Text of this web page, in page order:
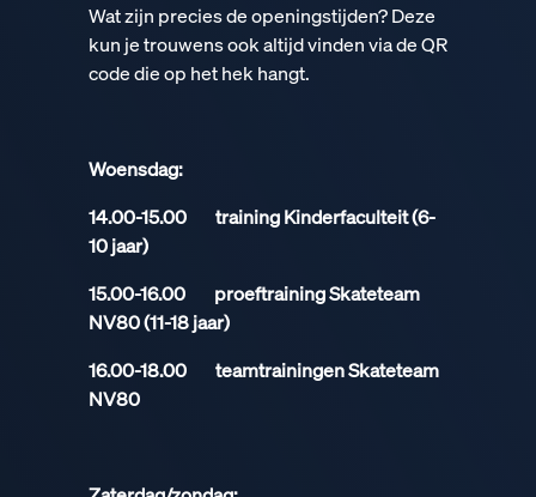
Wat zijn precies de openingstijden? Deze
kun je trouwens ook altijd vinden via de QR
code die op het hek hangt.
Woensdag:
14.00-15.00 training Kinderfaculteit (6-
10 jaar)
15.00-16.00 proeftraining Skateteam
NV80 (11-18 jaar)
16.00-18.00 teamtrainingen Skateteam
NV80